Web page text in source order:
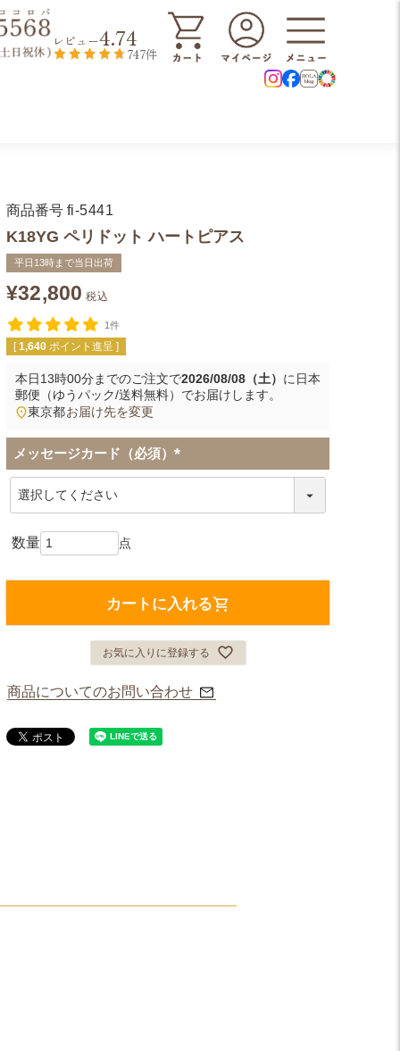
レビュー4.74
747件
商品番号 fi-5441
K18YG ペリドット ハートピアス
平日13時まで当日出荷
¥32,800 税込
1件
[ 1,640 ポイント進呈 ]
本日13時00分までのご注文で2026/08/08（土） に 日本
郵便（ゆうパック/送料無料） でお届けします。
東京都お届け先を変更
メッセージカード（必須）
(
カートに入れる
お気に入りに登録する
商品についてのお問い合わせ